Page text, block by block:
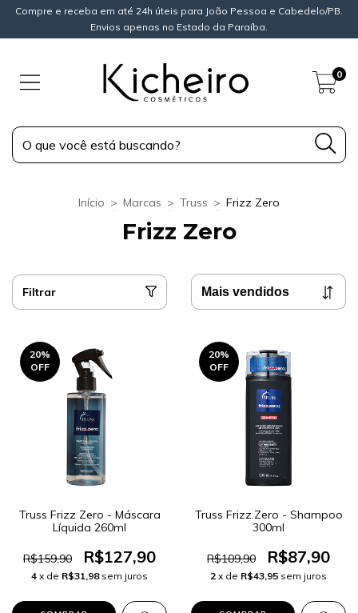
Compre e receba em até 24h úteis para João Pessoa e Cabedelo/PB.
Envios apenas no Estado da Paraíba.
0
Início > Marcas > Truss > Frizz Zero
Frizz Zero
Filtrar
20%
OFF
Truss Frizz Zero - Máscara
Líquida 260ml
R$159,90 R$127,90
4 x de R$31,98 sem juros
20%
OFF
Truss Frizz.Zero - Shampoo
300ml
R$109,90 R$87,90
2 x de R$43,95 sem juros